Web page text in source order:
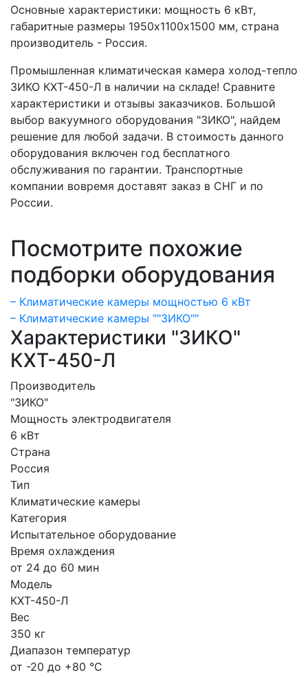
Основные характеристики: мощность 6 кВт,
габаритные размеры 1950х1100х1500 мм, страна
производитель - Россия.
Промышленная климатическая камера холод-тепло
ЗИКО КХТ-450-Л в наличии на складе! Сравните
характеристики и отзывы заказчиков. Большой
выбор вакуумного оборудования "ЗИКО", найдем
решение для любой задачи. В стоимость данного
оборудования включен год бесплатного
обслуживания по гарантии. Транспортные
компании вовремя доставят заказ в СНГ и по
России.
Посмотрите похожие
подборки оборудования
– Климатические камеры мощностью 6 кВт
– Климатические камеры ""ЗИКО""
Характеристики "ЗИКО"
КХТ-450-Л
Производитель
"ЗИКО"
Мощность электродвигателя
6 кВт
Страна
Россия
Тип
Климатические камеры
Категория
Испытательное оборудование
Время охлаждения
от 24 до 60 мин
Модель
КХТ-450-Л
Вес
350 кг
Диапазон температур
от -20 до +80 °C